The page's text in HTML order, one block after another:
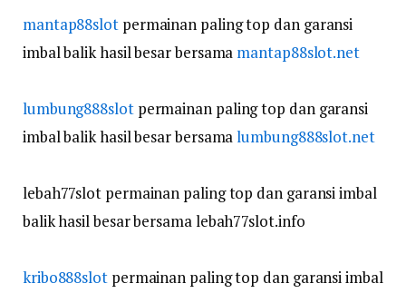
mantap88slotpermainan paling top dan garansi
imbal balik hasil besar bersama mantap88slot.net
lumbung888slotpermainan paling top dan garansi
imbal balik hasil besar bersamalumbung888slot.net
lebah77slot permainan paling top dan garansi imbal
balik hasil besar bersama lebah77slot.info
kribo888slotpermainan paling top dan garansi imbal